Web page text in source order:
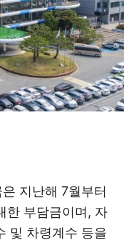
지난해 7월부터
한 부담금이며, 자
및 차령계수 등을